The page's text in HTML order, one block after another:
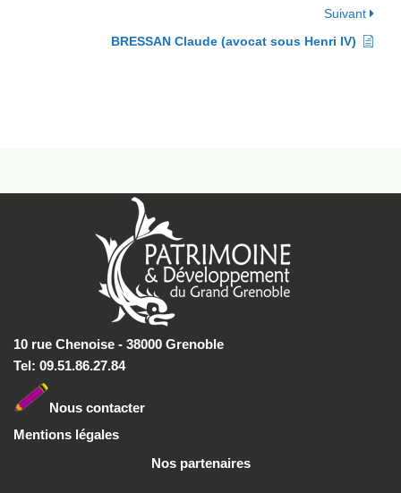
Suivant
BRESSAN Claude (avocat sous Henri IV)
10 rue Chenoise - 38000 Grenoble
Tel: 09.51.86.27.84
Nous contacter
Mentions légales
Nos partenaires